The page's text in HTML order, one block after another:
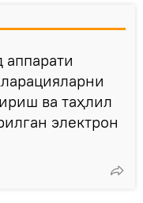
аппарати
ва таҳлил
электрон